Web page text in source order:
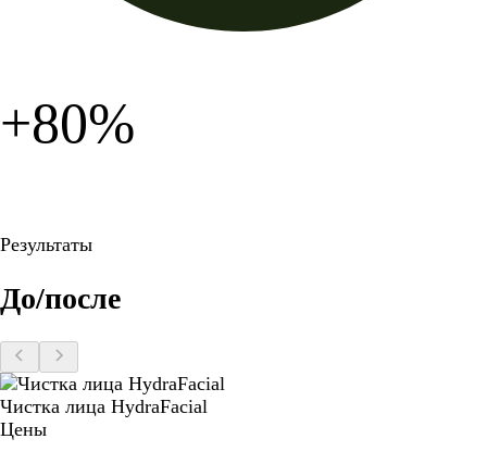
+80%
Результаты
До/после
Чистка лица HydraFacial
Цены